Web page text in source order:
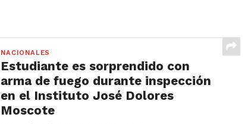
NACIONALES
Estudiante es sorprendido con
arma de fuego durante inspección
en el Instituto José Dolores
Moscote